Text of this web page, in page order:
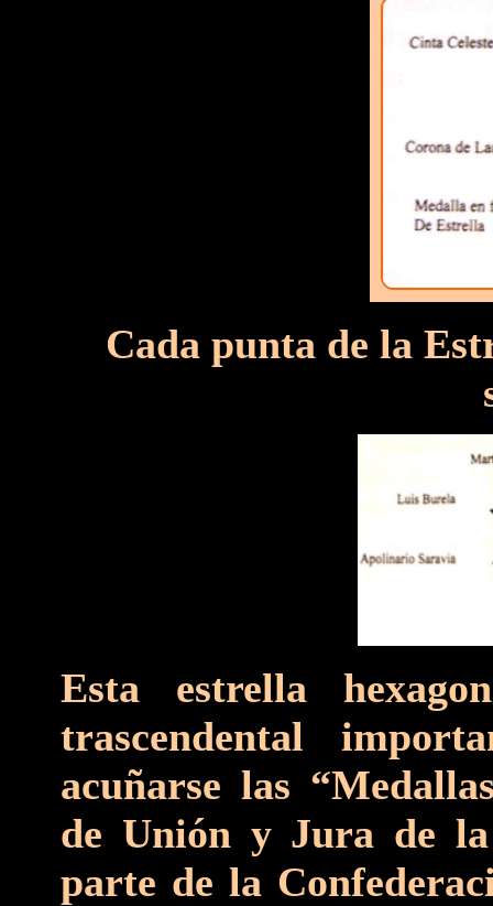
Cada punta de la
Esta estrella
trascendental
acuñarse las
de Unión y Jura de
parte de la